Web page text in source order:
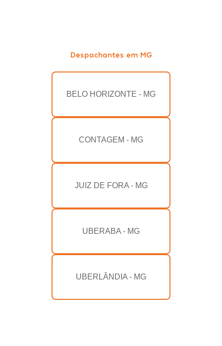
Despachantes em MG
BELO HORIZONTE - MG
CONTAGEM - MG
JUIZ DE FORA - MG
UBERABA - MG
UBERLÂNDIA - MG